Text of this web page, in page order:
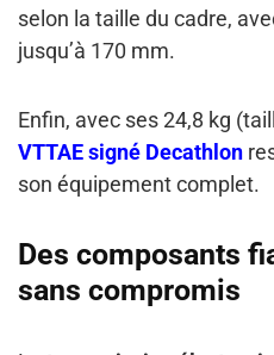
selon la taille du cadre,
jusqu’à 170 mm.
Enfin, avec ses 24,8 kg
VTTAE signé Decathlon
son équipement complet.
Des composants
sans compromis